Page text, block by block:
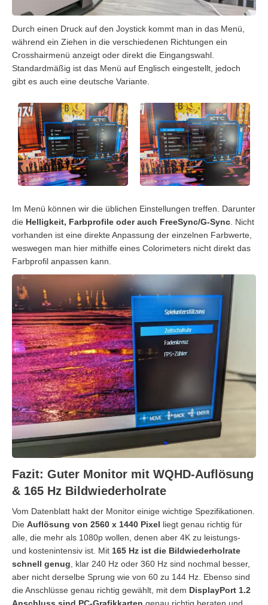
Durch einen Druck auf den Joystick kommt man in das Menü,
während ein Ziehen in die verschiedenen Richtungen ein
Crosshairmenü anzeigt oder direkt die Eingangswahl.
Standardmäßig ist das Menü auf Englisch eingestellt, jedoch
gibt es auch eine deutsche Variante.
Im Menü können wir die üblichen Einstellungen treffen. Darunter
die Helligkeit, Farbprofile oder auch FreeSync/G-Sync . Nicht
vorhanden ist eine direkte Anpassung der einzelnen Farbwerte,
weswegen man hier mithilfe eines Colorimeters nicht direkt das
Farbprofil anpassen kann.
Fazit: Guter Monitor mit WQHD-Auflösung
& 165 Hz Bildwiederholrate
Vom Datenblatt hakt der Monitor einige wichtige Spezifikationen.
Die Auflösung von 2560 x 1440 Pixel liegt genau richtig für
alle, die mehr als 1080p wollen, denen aber 4K zu leistungs-
und kostenintensiv ist. Mit 165 Hz ist die Bildwiederholrate
schnell genug , klar 240 Hz oder 360 Hz sind nochmal besser,
aber nicht derselbe Sprung wie von 60 zu 144 Hz. Ebenso sind
die Anschlüsse genau richtig gewählt, mit dem DisplayPort 1.2
Anschluss sind PC-Grafikkarten genau richtig beraten und